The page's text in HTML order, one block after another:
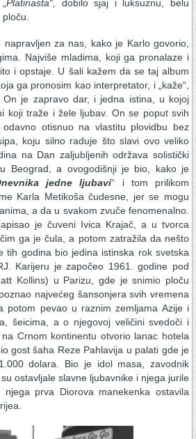
Platinasta“,
dobilo sjaj i luksuznu, belu
ploču.
za nas, kako je Karlo govorio,
Najviše mladima, koji ga pronalaze i
i opstaje. U šali kažem da se taj album
ga pronosim kao interpretator, i „kaže“,
je zapravo dar, i jedna istina, u kojoj
koji traže i žele ljubav. On se poput svih
otisnuo na vlastitu plovidbu bez
koju silno raduje što slavi ovo veliko
na Dan zaljubljenih održava solistički
Beograd, a ovogodišnji je bio, kako je
jedne ljubavi“ i tom prilikom
Karla Metikoša čudesne, jer se mogu
a da u svakom zvuče fenomenalno.
je čuveni Ivica Krajač, a u tvorca
ga je čula, a potom zatražila da nešto
tih godina bio jedina istinska rok svetska
Karijeru je započeo 1961. godine pod
Kollins) u Parizu, gde je snimio ploču
najvećeg šansonjera svih vremena
potom pevao u raznim zemljama Azije i
šeicima, a o njegovoj veličini svedoči i
Crnom kontinentu otvorio lanac hotela
gost šaha Reze Pahlavija u palati gde je
dolara. Bio je idol masa, zavodnik
ostavljale slavne ljubavnike i njega jurile
prva Diorova manekenka ostavila